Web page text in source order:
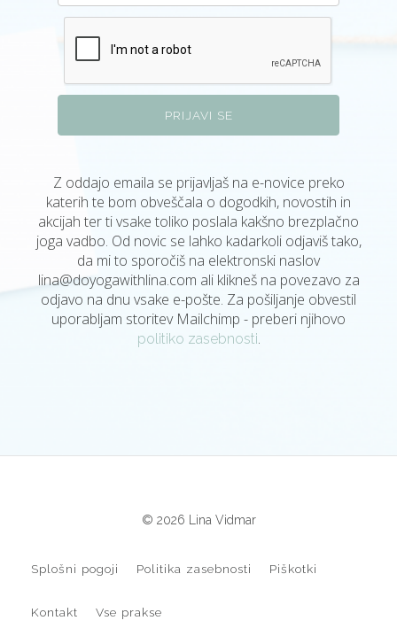
PRIJAVI SE
Z oddajo emaila se prijavljaš na e-novice preko
katerih te bom obveščala o dogodkih, novostih in
akcijah ter ti vsake toliko poslala kakšno brezplačno
joga vadbo. Od novic se lahko kadarkoli odjaviš tako,
da mi to sporočiš na elektronski naslov
lina@doyogawithlina.com ali klikneš na povezavo za
odjavo na dnu vsake e-pošte. Za pošiljanje obvestil
uporabljam storitev Mailchimp - preberi njihovo
politiko zasebnosti.
© 2026 Lina Vidmar
Splošni pogoji Politika zasebnosti Piškotki
Kontakt Vse prakse